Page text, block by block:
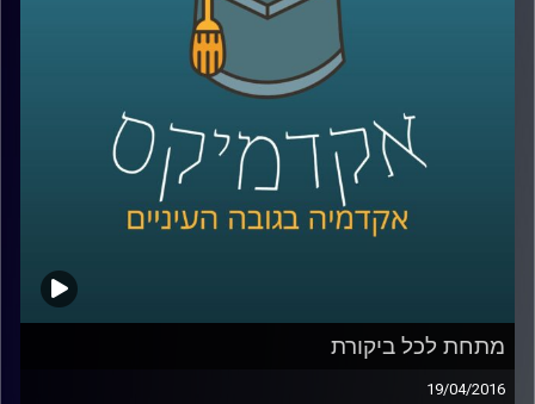
אלה. היו הוגנים והשיבו תשובות עומק על שתי
השאלות הבאות בטרם תאזינו לתכנית: באיזו
מידה אתם אנשים בעלי רצון חופשי וחופש
בחירה? האם אתם מאמינים בענישה ומאילו
טעמים? עכשיו– Play!
קרדיט תמונות:AudioVersity
מתחת לכל ביקורת
19/04/2016